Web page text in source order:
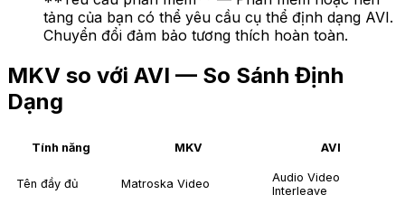
tảng của bạn có thể yêu cầu cụ thể định dạng AVI.
Chuyển đổi đảm bảo tương thích hoàn toàn.
MKV so với AVI — So Sánh Định
Dạng
Tính năng MKV AVI
Tên đầy đủ Matroska Video
Audio Video
Interleave